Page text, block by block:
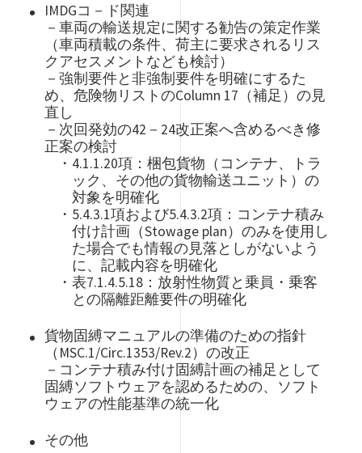
IMDGコ－ド関連
－車両の輸送規定に関する勧告の策定作業
（車両積載の条件、荷主に要求されるリス
クアセスメントなども検討）
－強制要件と非強制要件を明確にするた
め、危険物リストのColumn 17（補足）の見
直し
－次回発効の42－24改正案へ含めるべき修
正案の検討
・4.1.1.20項：梱包貨物（コンテナ、トラ
ック、その他の貨物輸送ユニット）の
対象を明確化
・5.4.3.1項および5.4.3.2項：コンテナ積み
付け計画（Stowage plan）のみを使用し
た場合でも情報の見落としがないよう
に、記載内容を明確化
・表7.1.4.5.18：放射性物質と乗員・乗客
との隔離距離要件の明確化
貨物固縛マニュアルの準備のための指針
（MSC.1/Circ.1353/Rev.2）の改正
－コンテナ積み付け固縛計画の補足として
固縛ソフトウェアを認めるための、ソフト
ウェアの性能基準の統一化
その他